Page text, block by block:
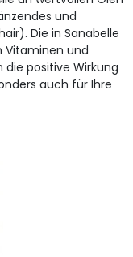
und
Die in Sanabelle
Vitaminen und
positive Wirkung
auch für Ihre